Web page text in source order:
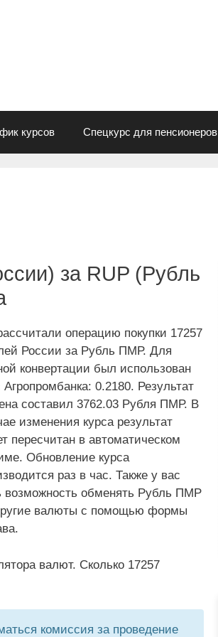
курсов Спецкурс для пенсионеров
за RUP (Рубль
операцию покупки 17257
России за Рубль ПМР. Для
конвертации был использован
Агропромбанка: 0.2180. Результат
составил 3762.03 Рубля ПМР. В
изменения курса результат
пересчитан в автоматическом
Обновление курса
раз в час. Также у вас
возможность обменять Рубль ПМР
валюты с помощью формы
валют. Сколько 17257
комиссия за проведение